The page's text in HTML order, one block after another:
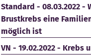
Standard - 08.03.2022 -
Brustkrebs eine
möglich ist
VN - 19.02.2022 - Krebs